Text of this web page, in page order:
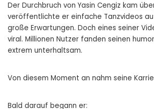
Der Durchbruch von Yasin Cengiz kam
veröffentlichte er einfache Tanzvideos
große Erwartungen. Doch eines seiner
viral. Millionen Nutzer fanden seinen
extrem unterhaltsam.
Von diesem Moment an nahm seine
Bald darauf begann er: